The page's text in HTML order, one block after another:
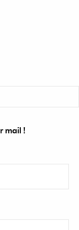
mail !